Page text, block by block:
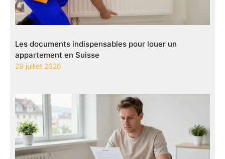
Les documents indispensables pour louer un
appartement en Suisse
29 juillet 2026